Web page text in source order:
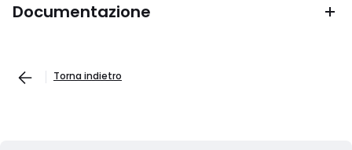
Documentazione
Torna indietro